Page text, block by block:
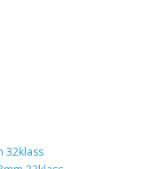
32klass